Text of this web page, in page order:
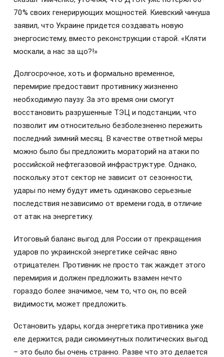
70% своих генерирующих мощностей. Киевский чинуша
заявил, что Украине придется создавать новую
энергосистему, вместо реконструкции старой. «Кляти
москали, а нас за що?!»
Долгосрочное, хоть и формально временное,
перемирие предоставит противнику жизненно
необходимую паузу. За это время они смогут
восстановить разрушенные ТЭЦ и подстанции, что
позволит им относительно безболезненно пережить
последний зимний месяц. В качестве ответной меры
можно было бы предложить мораторий на атаки по
российской нефтегазовой инфраструктуре. Однако,
поскольку этот сектор не зависит от сезонности,
удары по нему будут иметь одинаково серьезные
последствия независимо от времени года, в отличие
от атак на энергетику.
Итоговый баланс выгод для России от прекращения
ударов по украинской энергетике сейчас явно
отрицателен. Противник не просто так жаждет этого
перемирия и должен предложить взамен нечто
гораздо более значимое, чем то, что он, по всей
видимости, может предложить.
Остановить удары, когда энергетика противника уже
еле держится, ради сиюминутных политических выгод
– это было бы очень странно. Разве что это делается